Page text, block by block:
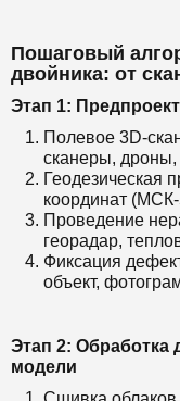
Пошаговый
двойника: от
Этап 1:
Полевое 3D-
сканеры, дроны,
Геодезическая
координат
Проведение
георадар,
Фиксация
объект,
Этап 2: Обработка
модели